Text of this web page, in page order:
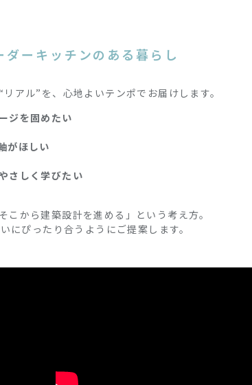
ーキッチンのある暮らし
アル”を、心地よいテンポでお届けします。
ジを固めたい
がほしい
さしく学びたい
こから建築設計を進める」という考え方。
にぴったり合うようにご提案します。